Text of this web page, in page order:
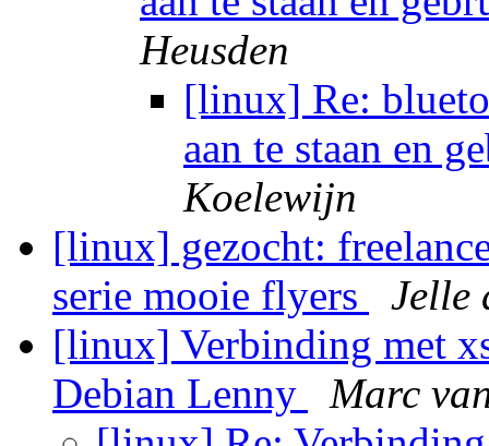
Heusden
[linux] Re:
aan te staan en
Koelewijn
[linux] gezocht:
serie mooie flyers
Jelle
[linux] Verbinding met
Debian Lenny
Marc